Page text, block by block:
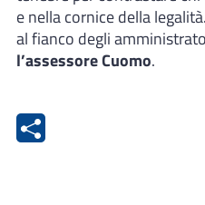
e nella cornice della
al fianco degli
l’assessore Cuomo.